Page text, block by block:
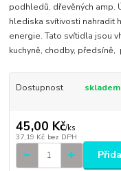
podhledů, dřevěných amp.
hlediska svítivosti nahradit
energie. Tato svítidla jsou
kuchyně, chodby, předsíně,
Dostupnost skladem
45,00 Kč/ks
37,19 Kč bez DPH